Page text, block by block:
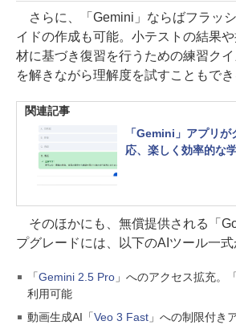
さらに、「Gemini」ならばフラッ
イドの作成も可能。小テストの結果
材に基づき復習を行うための練習ク
を解きながら理解度を試すこともでき
関連記事
「Gemini」アプリ
応、楽しく効率的な
そのほかにも、無償提供される「
プグレードには、以下のAIツール一式
「Gemini 2.5 Pro」へのアクセス拡充。
利用可能
動画生成AI「Veo 3 Fast」への制限付き